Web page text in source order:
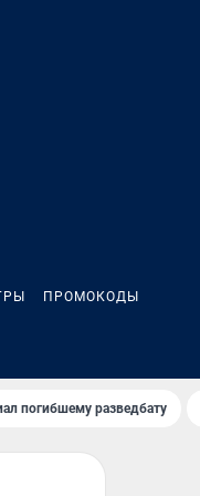
ПРОМОКОДЫ
погибшему разведбату